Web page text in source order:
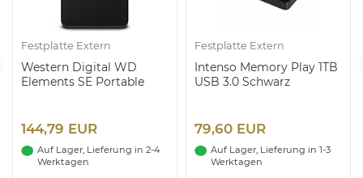
Festplatte Extern
Western Digital WD
Elements SE Portable
144,79 EUR
Auf Lager, Lieferung in 2-4
Werktagen
Festplatte Extern
Intenso Memory Play 1TB
USB 3.0 Schwarz
79,60 EUR
Auf Lager, Lieferung in 1-3
Werktagen